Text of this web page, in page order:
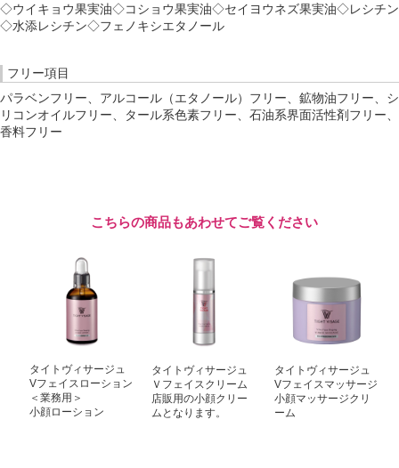
◇ウイキョウ果実油◇コショウ果実油◇セイヨウネズ果実油◇レシチン
◇水添レシチン◇フェノキシエタノール
フリー項目
パラベンフリー、アルコール（エタノール）フリー、鉱物油フリー、シ
リコンオイルフリー、タール系色素フリー、石油系界面活性剤フリー、
香料フリー
こちらの商品もあわせてご覧ください
タイトヴィサージュ
Vフェイスローション
＜業務用＞
小顔ローション
タイトヴィサージュ
Ｖフェイスクリーム
店販用の小顔クリー
ムとなります。
タイトヴィサージュ
Vフェイスマッサージ
小顔マッサージクリ
ーム